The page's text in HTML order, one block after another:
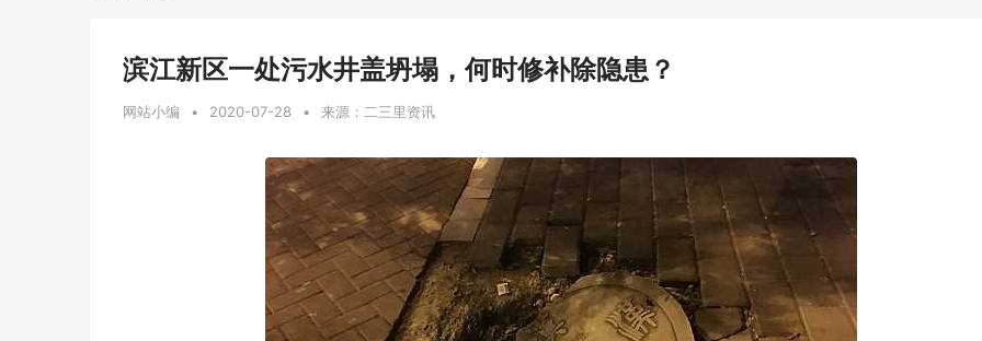
滨江新区一处污水井盖坍塌，何时修补除隐患？
网站小编 • 2020-07-28 • 来源：二三里资讯